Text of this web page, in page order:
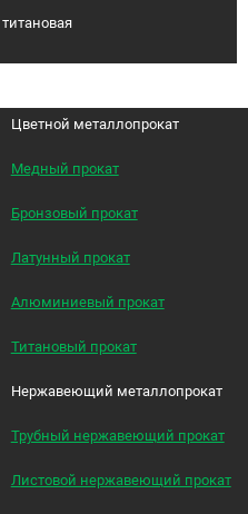
Цветной металлопрокат
Медный прокат
Бронзовый прокат
Латунный прокат
Алюминиевый прокат
Титановый прокат
Нержавеющий металлопрокат
Трубный нержавеющий прокат
Листовой нержавеющий прокат